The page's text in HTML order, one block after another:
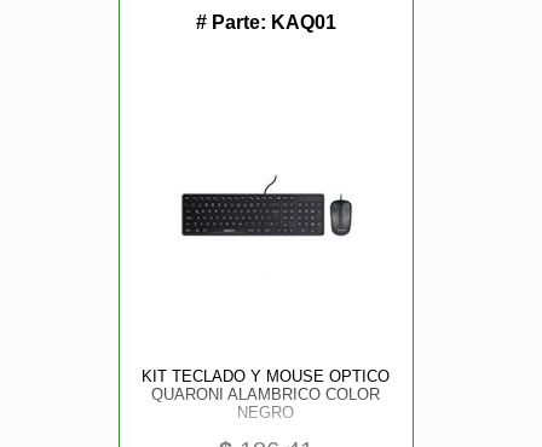
# Parte: KAQ01
KIT TECLADO Y MOUSE OPTICO
QUARONI ALAMBRICO COLOR
NEGRO